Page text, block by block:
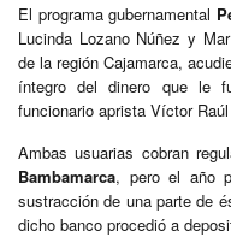
El programa gubernamental
Lucinda Lozano Núñez y
de la región Cajamarca,
íntegro del dinero que le
funcionario aprista Víctor
Ambas usuarias cobran
Bambamarca, pero el año
sustracción de una parte de
dicho banco procedió a